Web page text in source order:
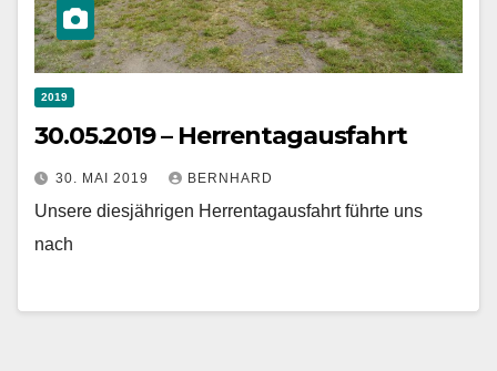
2019
30.05.2019 – Herrentagausfahrt
30. MAI 2019 BERNHARD
Unsere diesjährigen Herrentagausfahrt führte uns
nach